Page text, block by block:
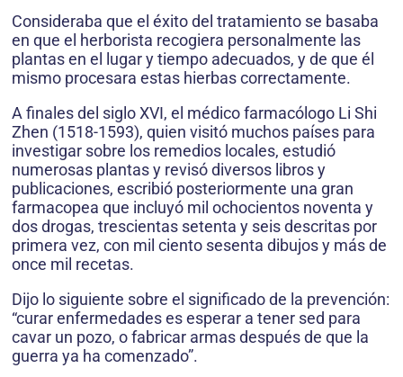
Consideraba que el éxito del tratamiento se basaba
en que el herborista recogiera personalmente las
plantas en el lugar y tiempo adecuados, y de que él
mismo procesara estas hierbas correctamente.
A finales del siglo XVI, el médico farmacólogo Li Shi
Zhen (1518-1593), quien visitó muchos países para
investigar sobre los remedios locales, estudió
numerosas plantas y revisó diversos libros y
publicaciones, escribió posteriormente una gran
farmacopea que incluyó mil ochocientos noventa y
dos drogas, trescientas setenta y seis descritas por
primera vez, con mil ciento sesenta dibujos y más de
once mil recetas.
Dijo lo siguiente sobre el significado de la prevención:
“curar enfermedades es esperar a tener sed para
cavar un pozo, o fabricar armas después de que la
guerra ya ha comenzado”.